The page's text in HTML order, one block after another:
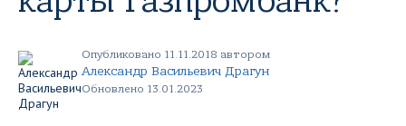
Опубликовано 11.11.2018 автором
Александр Васильевич Драгун
Обновлено 13.01.2023